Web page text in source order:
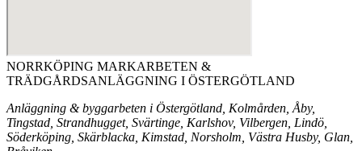
NORRKÖPING MARKARBETEN &
TRÄDGÅRDSANLÄGGNING I ÖSTERGÖTLAND
Anläggning & byggarbeten i Östergötland, Kolmården, Åby,
Tingstad, Strandhugget, Svärtinge, Karlshov, Vilbergen, Lindö,
Söderköping, Skärblacka, Kimstad, Norsholm, Västra Husby, Glan,